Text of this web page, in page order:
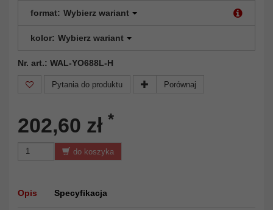
format: Wybierz wariant
kolor: Wybierz wariant
Nr. art.: WAL-YO688L-H
Pytania do produktu Porównaj
202,60 zł *
do koszyka
Opis Specyfikacja